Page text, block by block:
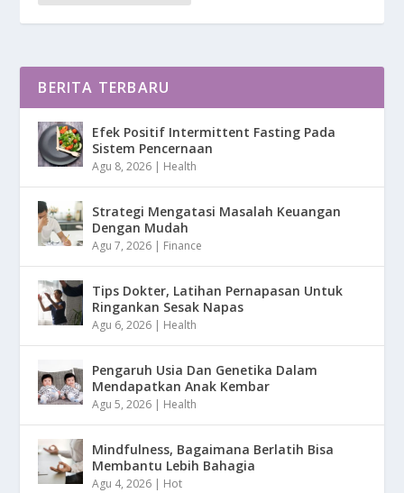
BERITA TERBARU
Efek Positif Intermittent Fasting Pada
Sistem Pencernaan
Agu 8, 2026 | Health
Strategi Mengatasi Masalah Keuangan
Dengan Mudah
Agu 7, 2026 | Finance
Tips Dokter, Latihan Pernapasan Untuk
Ringankan Sesak Napas
Agu 6, 2026 | Health
Pengaruh Usia Dan Genetika Dalam
Mendapatkan Anak Kembar
Agu 5, 2026 | Health
Mindfulness, Bagaimana Berlatih Bisa
Membantu Lebih Bahagia
Agu 4, 2026 | Hot